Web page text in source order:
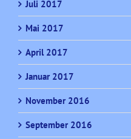
Juli 2017
Mai 2017
April 2017
Januar 2017
November 2016
September 2016